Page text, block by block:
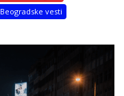
Beogradske vesti